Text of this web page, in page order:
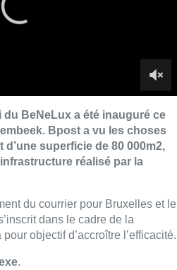
du courrier pour Bruxelles et le
important incendie
maîtrisé après